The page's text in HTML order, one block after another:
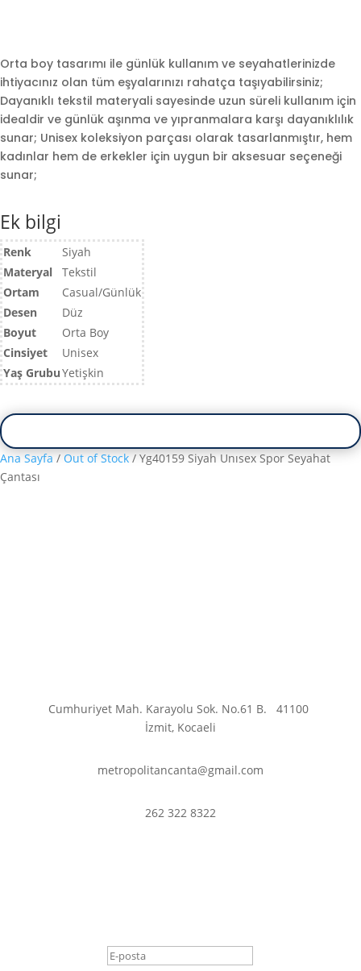
Orta boy tasarımı ile günlük kullanım ve seyahatlerinizde
ihtiyacınız olan tüm eşyalarınızı rahatça taşıyabilirsiniz;
Dayanıklı tekstil materyali sayesinde uzun süreli kullanım için
idealdir ve günlük aşınma ve yıpranmalara karşı dayanıklılık
sunar; Unisex koleksiyon parçası olarak tasarlanmıştır, hem
kadınlar hem de erkekler için uygun bir aksesuar seçeneği
sunar;
Ek bilgi
Renk
Siyah
Materyal
Tekstil
Ortam
Casual/Günlük
Desen
Düz
Boyut
Orta Boy
Cinsiyet
Unisex
Yaş GrubuYetişkin
Ana Sayfa / Out of Stock / Yg40159 Siyah Unısex Spor Seyahat
Çantası
Cumhuriyet Mah. Karayolu Sok. No.61 B.41100
İzmit, Kocaeli
metropolitancanta@gmail.com
262 322 8322